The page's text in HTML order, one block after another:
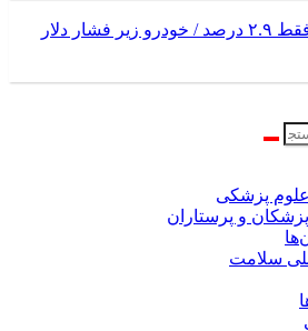
دلار ۴ درصد ریخت، ۲۰۷ فقط ۲.۹ درصد / خودرو زیر فشار دلار
پزشکی
و پرستاران
سلامت